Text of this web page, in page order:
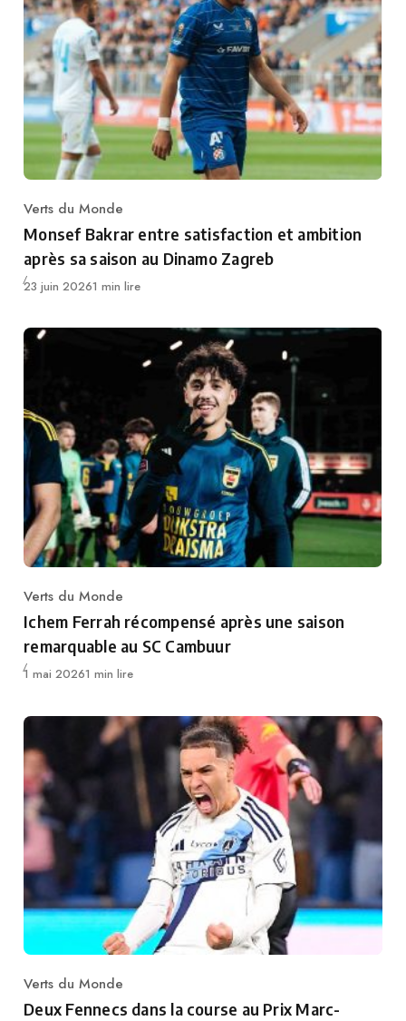
Category
Verts du Monde
Monsef Bakrar entre satisfaction et ambition
après sa saison au Dinamo Zagreb
Publié
23 juin 20261 min lire
Category
Verts du Monde
Ichem Ferrah récompensé après une saison
remarquable au SC Cambuur
Publié
1 mai 20261 min lire
Category
Verts du Monde
Deux Fennecs dans la course au Prix Marc-